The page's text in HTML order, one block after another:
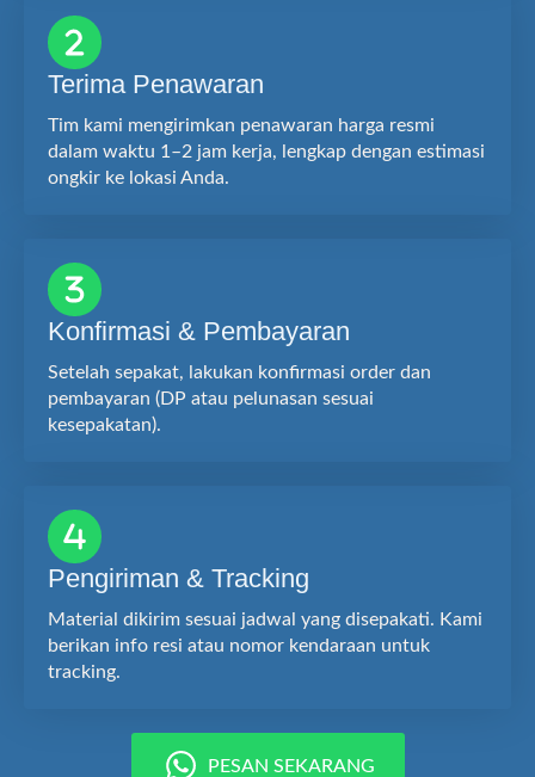
Terima Penawaran
Tim kami mengirimkan penawaran harga resmi
dalam waktu 1–2 jam kerja, lengkap dengan estimasi
ongkir ke lokasi Anda.
Konfirmasi & Pembayaran
Setelah sepakat, lakukan konfirmasi order dan
pembayaran (DP atau pelunasan sesuai
kesepakatan).
Pengiriman & Tracking
Material dikirim sesuai jadwal yang disepakati. Kami
berikan info resi atau nomor kendaraan untuk
tracking.
PESAN SEKARANG